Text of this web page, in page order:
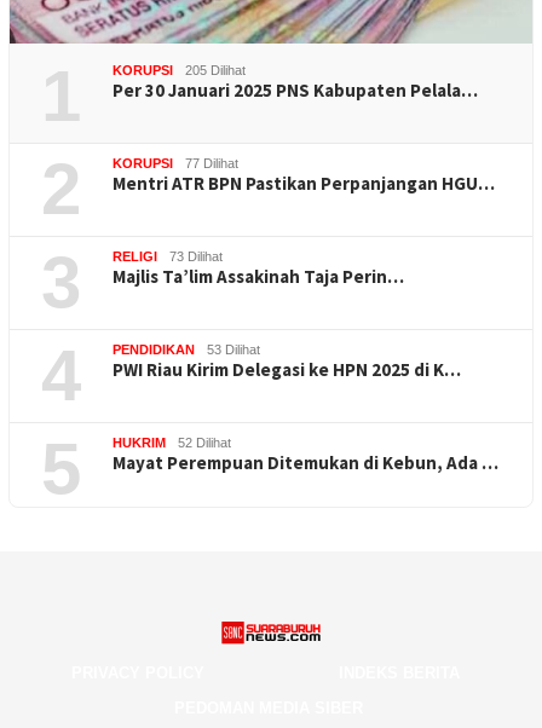
1 KORUPSI 205 Dilihat
Per 30 Januari 2025 PNS Kabupaten Pelala…
2 KORUPSI 77 Dilihat
Mentri ATR BPN Pastikan Perpanjangan HGU…
3 RELIGI 73 Dilihat
Majlis Ta’lim Assakinah Taja Perin…
4 PENDIDIKAN 53 Dilihat
PWI Riau Kirim Delegasi ke HPN 2025 di K…
5 HUKRIM 52 Dilihat
Mayat Perempuan Ditemukan di Kebun, Ada …